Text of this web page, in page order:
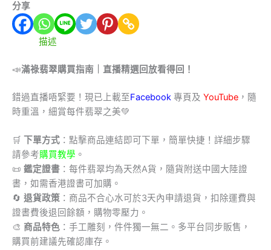
分享
描述
📣滿祿翡翠購買指南｜直播精選回放看得回！
錯過直播唔緊要！現已上載至Facebook 專頁及 YouTube ，隨
時重溫，細賞每件翡翠之美💚
🛒 下單方式 ：點擊商品連結即可下單，簡單快捷！詳細步驟
請參考購買教學 。
📜 鑑定證書 ：每件翡翠均為天然A貨，隨貨附送中國大陸證
書，如需香港證書可加購。
🔄 退貨政策 ：商品不合心水可於3天內申請退貨，扣除運費與
證書費後退回餘額，購物零壓力。
🎨 商品特色 ：手工雕刻，件件獨一無二。多平台同步販售，
購買前建議先確認庫存。